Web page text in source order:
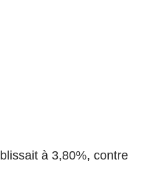
à 3,80%, contre